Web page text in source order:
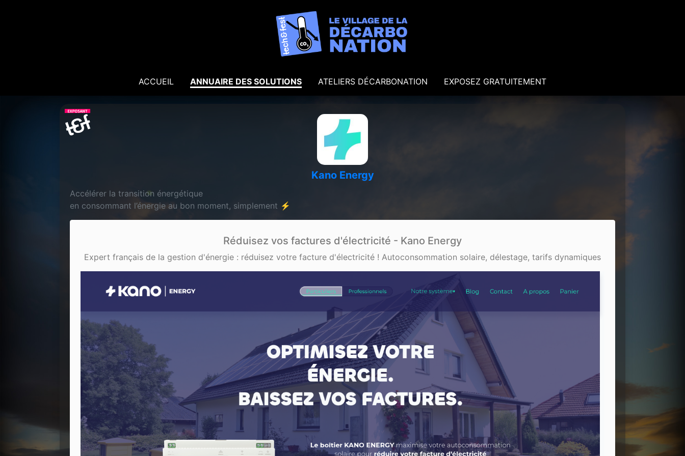
ACCUEIL ANNUAIRE DES SOLUTIONS ATELIERS DÉCARBONATION EXPOSEZ GRATUITEMENT
Kano Energy
Accélérer la transition énergétique
en consommant l’énergie au bon moment, simplement ⚡
Réduisez vos factures d'électricité - Kano Energy
Expert français de la gestion d'énergie : réduisez votre facture d'électricité ! Autoconsommation solaire, délestage, tarifs dynamiques